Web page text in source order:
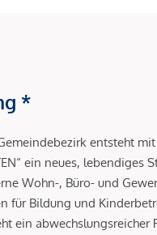
*
entsteht
ein neues, lebendiges
Wohn-, Büro- und
für Bildung und
ein abwechslungsreicher